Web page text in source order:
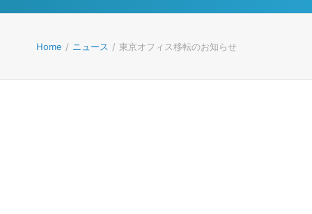
Home ニュース 東京オフィス移転のお知らせ